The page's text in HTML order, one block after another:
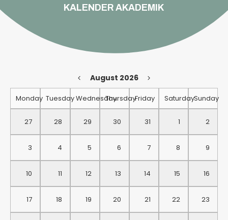
KALENDER AKADEMIK
August 2026
Monday TuesdayWednesdayThursdayFriday SaturdaySunday
27 28 29 30 31 1 2
3 4 5 6 7 8 9
10 11 12 13 14 15 16
17 18 19 20 21 22 23